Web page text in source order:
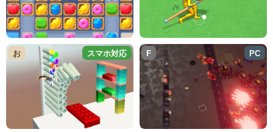
お スマホ対応 F PC